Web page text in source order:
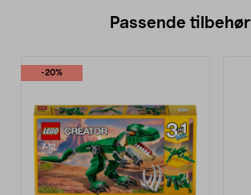
Passende tilbehør
-20%